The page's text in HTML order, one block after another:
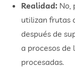
Realidad: No,
utilizan frutas
después de
a procesos de
procesadas.